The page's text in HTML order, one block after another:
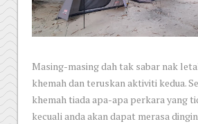
Masing-masing dah tak sabar nak
khemah dan teruskan aktiviti kedua.
khemah tiada apa-apa perkara yang
kecuali anda akan dapat merasa